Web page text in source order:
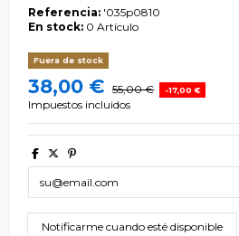
Referencia: '035p0810
En stock: 0 Artículo
Fuera de stock
38,00 € 55,00 € -17,00 €
Impuestos incluidos